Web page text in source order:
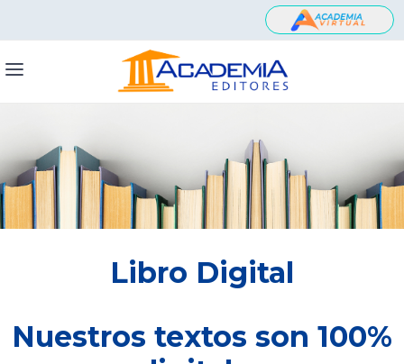
Libro Digital
Nuestros textos son 100%